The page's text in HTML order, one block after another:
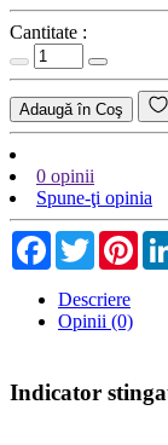
Cantitate :
Adaugă în Coş
0 opinii
Spune-ţi opinia
Facebook
Twitter
Descriere
Opinii (0)
Indicator